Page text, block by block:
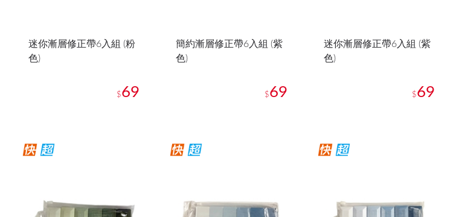
迷你漸層修正帶6入組 (粉
色)
$69
簡約漸層修正帶6入組 (紫
色)
$69
迷你漸層修正帶6入組 (紫
色)
$69